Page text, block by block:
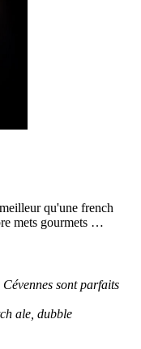
qu'une french
mets gourmets …
Cévennes sont parfaits
ale, dubble